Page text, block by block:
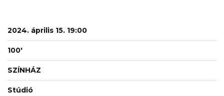
2024. április 15. 19:00
100'
SZÍNHÁZ
Stúdió